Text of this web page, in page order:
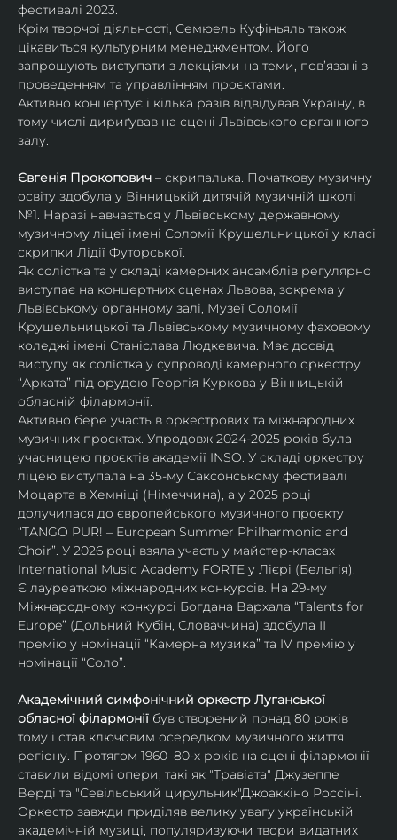
фестивалі 2023.
Крім творчої діяльності, Семюель Куфіньяль також
цікавиться культурним менеджментом. Його
запрошують виступати з лекціями на теми, пов’язані з
проведенням та управлінням проєктами.
Активно концертує і кілька разів відвідував Україну, в
тому числі дириґував на сцені Львівського органного
залу.
Євгенія Прокопович – скрипалька. Початкову музичну
освіту здобула у Вінницькій дитячій музичній школі
№1. Наразі навчається у Львівському державному
музичному ліцеї імені Соломії Крушельницької у класі
скрипки Лідії Футорської.
Як солістка та у складі камерних ансамблів регулярно
виступає на концертних сценах Львова, зокрема у
Львівському органному залі, Музеї Соломії
Крушельницької та Львівському музичному фаховому
коледжі імені Станіслава Людкевича. Має досвід
виступу як солістка у супроводі камерного оркестру
“Арката” під орудою Георгія Куркова у Вінницькій
обласній філармонії.
Активно бере участь в оркестрових та міжнародних
музичних проєктах. Упродовж 2024-2025 років була
учасницею проєктів академії INSO. У складі оркестру
ліцею виступала на 35-му Саксонському фестивалі
Моцарта в Хемніці (Німеччина), а у 2025 році
долучилася до європейського музичного проєкту
“TANGO PUR! – European Summer Philharmonic and
Choir”. У 2026 році взяла участь у майстер-класах
International Music Academy FORTE у Лієрі (Бельгія).
Є лауреаткою міжнародних конкурсів. На 29-му
Міжнародному конкурсі Богдана Вархала “Talents for
Europe” (Дольний Кубін, Словаччина) здобула ІІ
премію у номінації “Камерна музика” та IV премію у
номінації “Соло”.
Академічний симфонічний оркестр Луганської
обласної філармонії був створений понад 80 років
тому і став ключовим осередком музичного життя
регіону. Протягом 1960–80-х років на сцені філармонії
ставили відомі опери, такі як "Травіата" Джузеппе
Верді та "Севільський цирульник"Джоаккіно Россіні.
Оркестр завжди приділяв велику увагу українській
академічній музиці, популяризуючи твори видатних